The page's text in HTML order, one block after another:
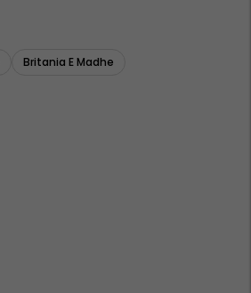
Britania E Madhe